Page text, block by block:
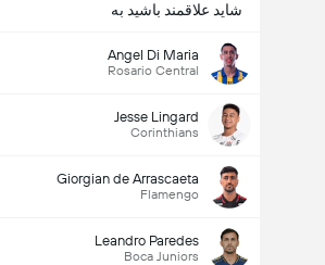
شاید علاقمند باشید به
Angel Di Maria
Rosario Central
Jesse Lingard
Corinthians
Giorgian de Arrascaeta
Flamengo
Leandro Paredes
Boca Juniors